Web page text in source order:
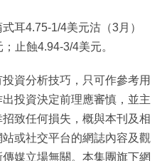
耳4.75-1/4美元沽（3月）
止蝕4.94-3/4美元。
資分析技巧，只可作參考用
投資決定前理應審慎，並主
致任何損失，概與本刊及相
或社交平台的網誌內容及觀
媒立場無關。本集團旗下網